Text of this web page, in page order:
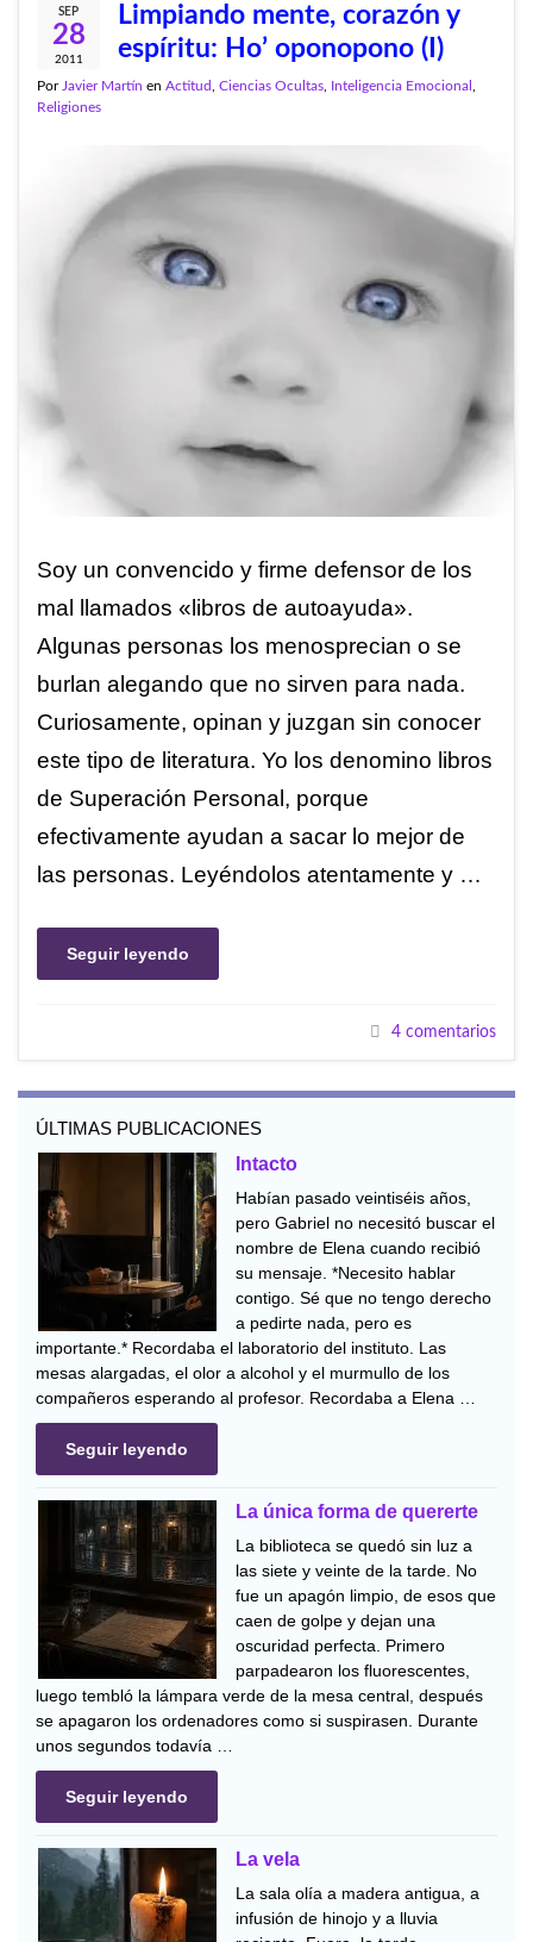
SEP
28
2011
Limpiando mente, corazón y
espíritu: Ho’ oponopono (I)
Por Javier Martín en Actitud Ciencias Ocultas Inteligencia Emocional
Religiones
Soy un convencido y firme defensor de los
mal llamados «libros de autoayuda».
Algunas personas los menosprecian o se
burlan alegando que no sirven para nada.
Curiosamente, opinan y juzgan sin conocer
este tipo de literatura. Yo los denomino libros
de Superación Personal, porque
efectivamente ayudan a sacar lo mejor de
las personas. Leyéndolos atentamente y …
Seguir leyendo
4 comentarios
ÚLTIMAS PUBLICACIONES
Intacto
Habían pasado veintiséis años,
pero Gabriel no necesitó buscar el
nombre de Elena cuando recibió
su mensaje. *Necesito hablar
contigo. Sé que no tengo derecho
a pedirte nada, pero es
importante.* Recordaba el laboratorio del instituto. Las
mesas alargadas, el olor a alcohol y el murmullo de los
compañeros esperando al profesor. Recordaba a Elena …
Seguir leyendo
La única forma de quererte
La biblioteca se quedó sin luz a
las siete y veinte de la tarde. No
fue un apagón limpio, de esos que
caen de golpe y dejan una
oscuridad perfecta. Primero
parpadearon los fluorescentes,
luego tembló la lámpara verde de la mesa central, después
se apagaron los ordenadores como si suspirasen. Durante
unos segundos todavía …
Seguir leyendo
La vela
La sala olía a madera antigua, a
infusión de hinojo y a lluvia